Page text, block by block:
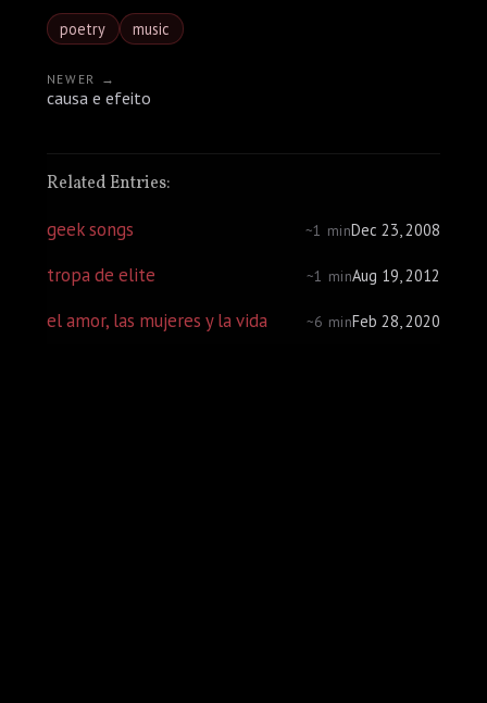
poetry music
NEWER →
causa e efeito
Related Entries:
geek songs
~1 minDec 23, 2008
tropa de elite ~1 minAug 19, 2012
el amor, las mujeres y la vida ~6 minFeb 28, 2020